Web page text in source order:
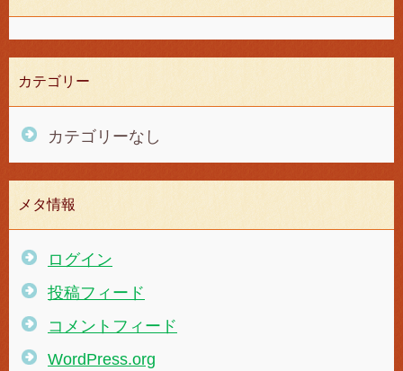
カテゴリー
カテゴリーなし
メタ情報
ログイン
投稿フィード
コメントフィード
WordPress.org